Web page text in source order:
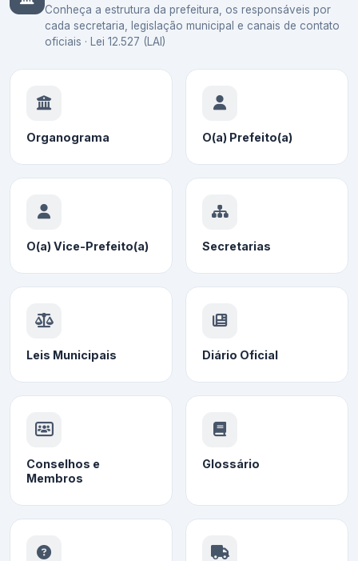
Conheça a estrutura da prefeitura, os responsáveis por
cada secretaria, legislação municipal e canais de contato
oficiais · Lei 12.527 (LAI)
Organograma O(a) Prefeito(a)
O(a) Vice-Prefeito(a) Secretarias
Leis Municipais Diário Oficial
Conselhos e
Membros
Glossário